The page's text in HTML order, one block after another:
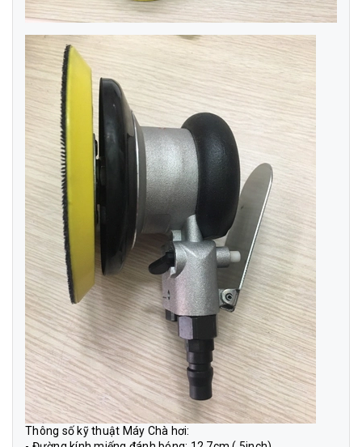
Thông số kỹ thuật Máy Chà hơi: